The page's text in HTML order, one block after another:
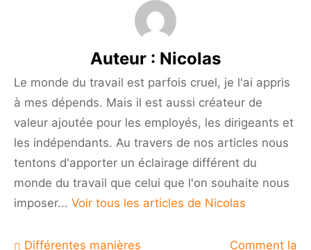
Auteur : Nicolas
Le monde du travail est parfois cruel, je l'ai appris
à mes dépends. Mais il est aussi créateur de
valeur ajoutée pour les employés, les dirigeants et
les indépendants. Au travers de nos articles nous
tentons d'apporter un éclairage différent du
monde du travail que celui que l'on souhaite nous
imposer... Voir tous les articles de Nicolas
Navigation
Différentes manières Comment la